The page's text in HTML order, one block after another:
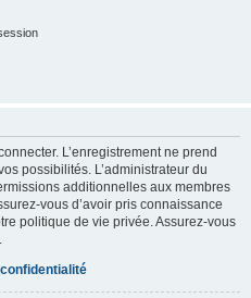
L’enregistrement ne prend
possibilités. L’administrateur du
additionnelles aux membres
vous d’avoir pris connaissance
politique de vie privée. Assurez-vous